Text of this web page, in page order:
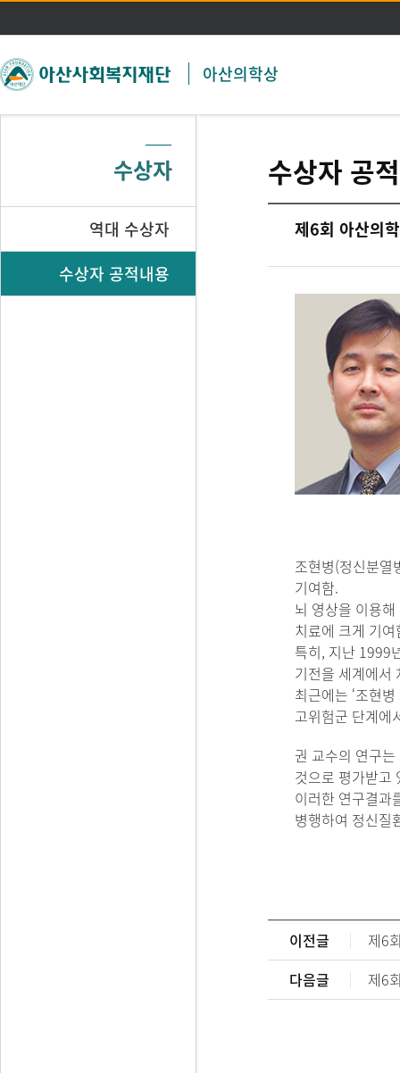
주메뉴 바로가기
본문 바로가기
아산의학상
수상자
역대 수상자
수상자 공적내용
수상자 공
제6회 아산의
조현병(정신분열
기여함.
뇌 영상을 이용
치료에 크게 기여
특히, 지난 1999
기전을 세계에서
최근에는 ‘조현
고위험군 단계에
권 교수의 연구
것으로 평가받고
이러한 연구결과
병행하여 정신질
이전글
제6
다음글
제6